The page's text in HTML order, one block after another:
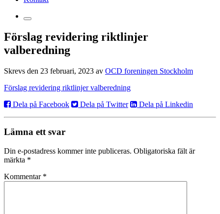
Förslag revidering riktlinjer
valberedning
Skrevs den 23 februari, 2023 av OCD foreningen Stockholm
Förslag revidering riktlinjer valberedning
Dela på Facebook
Dela på Twitter Dela på Linkedin
Lämna ett svar
Din e-postadress kommer inte publiceras. Obligatoriska fält är
märkta *
Kommentar *